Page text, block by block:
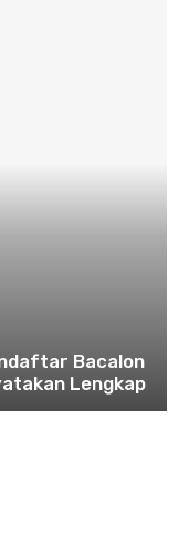
Bacalon
Lengkap